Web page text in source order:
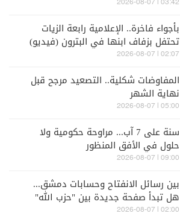
03:42 | 2026-08-07
بأجواء فاخرة.. الإعلامية رابعة الزيات
تحتفل بزفاف ابنها في البترون (فيديو)
02:07 | 2026-08-07
المفاوضات شكلية.. التصعيد مرجح قبل
نهاية الشهر
05:00 | 2026-08-07
سنة على 7 آب... مراوحة حكومية ولا
حلول في الأفق المنظور
09:00 | 2026-08-07
بين رسائل الانفتاح وحسابات دمشق...
هل تبدأ صفحة جديدة بين "حزب الله"
وسوريا - الشرع؟
02:00 | 2026-08-07